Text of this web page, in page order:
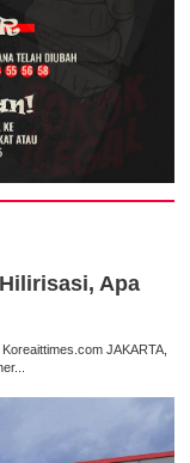
Apa
JAKARTA,